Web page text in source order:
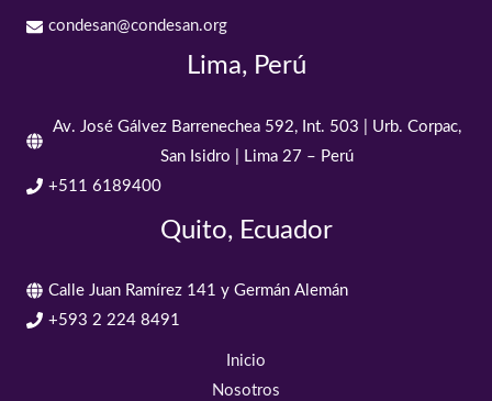
condesan@condesan.org
Lima, Perú
Av. José Gálvez Barrenechea 592, Int. 503 | Urb. Corpac,
San Isidro | Lima 27 – Perú
+511 6189400
Quito, Ecuador
Calle Juan Ramírez 141 y Germán Alemán
+593 2 224 8491
Inicio
Nosotros